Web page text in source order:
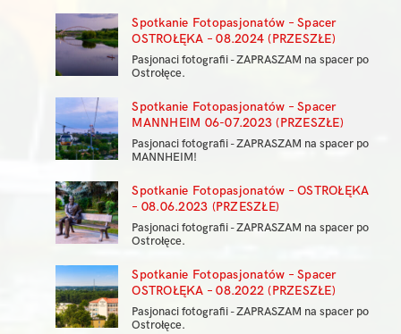
Spotkanie Fotopasjonatów – Spacer
OSTROŁĘKA – 08.2024 (PRZESZŁE)
Pasjonaci fotografii - ZAPRASZAM na spacer po
Ostrołęce.
Spotkanie Fotopasjonatów – Spacer
MANNHEIM 06-07.2023 (PRZESZŁE)
Pasjonaci fotografii - ZAPRASZAM na spacer po
MANNHEIM!
Spotkanie Fotopasjonatów – OSTROŁĘKA
– 08.06.2023 (PRZESZŁE)
Pasjonaci fotografii - ZAPRASZAM na spacer po
Ostrołęce.
Spotkanie Fotopasjonatów – Spacer
OSTROŁĘKA – 08.2022 (PRZESZŁE)
Pasjonaci fotografii - ZAPRASZAM na spacer po
Ostrołęce.